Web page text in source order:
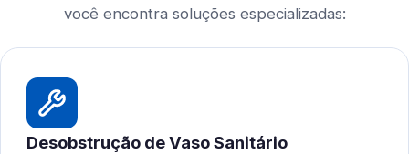
você encontra soluções especializadas:
Desobstrução de Vaso Sanitário